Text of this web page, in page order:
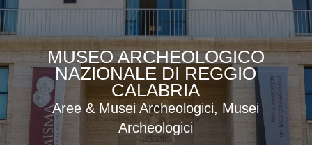
MUSEO ARCHEOLOGICO
NAZIONALE DI REGGIO
CALABRIA
Aree & Musei Archeologici, Musei
Archeologici